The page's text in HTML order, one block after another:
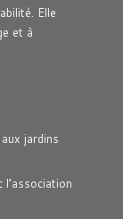
Elle
et à
jardins
l’association